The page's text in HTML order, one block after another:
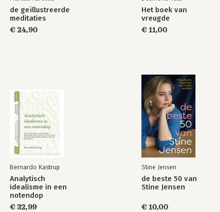
de geïllustreerde
meditaties
€ 24,90
Het boek van
vreugde
€ 11,00
Bernardo Kastrup
Analytisch
idealisme in een
notendop
€ 32,99
Stine Jensen
de beste 50 van
Stine Jensen
€ 10,00